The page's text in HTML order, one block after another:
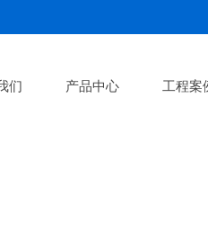
们 产品中心 工程案